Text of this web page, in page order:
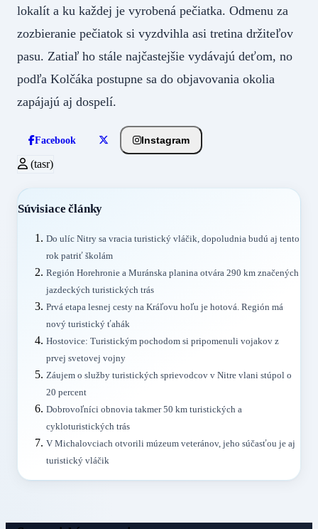
lokalít a ku každej je vyrobená pečiatka. Odmenu za
zozbieranie pečiatok si vyzdvihla asi tretina držiteľov
pasu. Zatiaľ ho stále najčastejšie vydávajú deťom, no
podľa Kolčáka postupne sa do objavovania okolia
zapájajú aj dospelí.
Facebook Instagram
(tasr)
Súvisiace články
Do ulíc Nitry sa vracia turistický vláčik, dopoludnia budú aj tento
rok patriť školám
Región Horehronie a Muránska planina otvára 290 km značených
jazdeckých turistických trás
Prvá etapa lesnej cesty na Kráľovu hoľu je hotová. Región má
nový turistický ťahák
Hostovice: Turistickým pochodom si pripomenuli vojakov z
prvej svetovej vojny
Záujem o služby turistických sprievodcov v Nitre vlani stúpol o
20 percent
Dobrovoľníci obnovia takmer 50 km turistických a
cykloturistických trás
V Michalovciach otvorili múzeum veteránov, jeho súčasťou je aj
turistický vláčik